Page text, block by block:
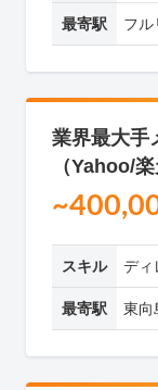
最寄駅 フル
業界最大手
（Yahoo/楽
スキル ディ
最寄駅 東向